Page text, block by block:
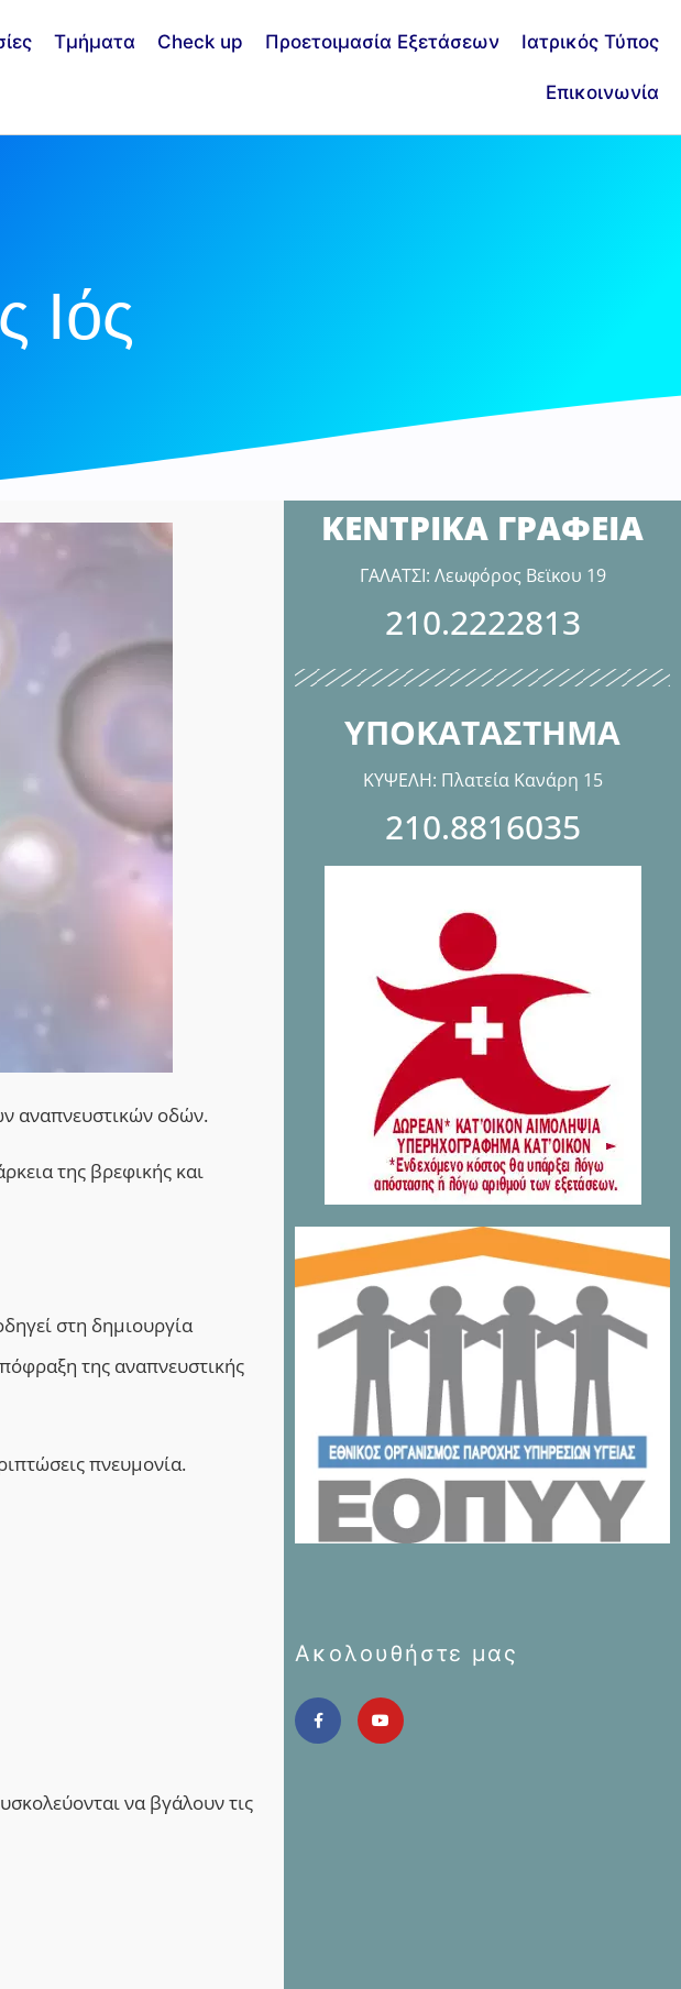
Τμήματα Check up Προετοιμασία Εξετάσεων Ιατρικός Τύπος
Επικοινωνία
Ιός
αναπνευστικών οδών.
της βρεφικής και
στη δημιουργία
της αναπνευστικής
πνευμονία.
να βγάλουν τις
ΚΕΝΤΡΙΚΑ ΓΡΑΦΕΙΑ
ΓΑΛΑΤΣΙ: Λεωφόρος Βεϊκου 19
210.2222813
ΥΠΟΚΑΤΑΣΤΗΜΑ
ΚΥΨΕΛΗ: Πλατεία Κανάρη 15
210.8816035
Ακολουθήστε μας